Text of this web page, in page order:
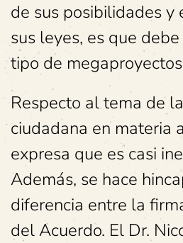
de sus posibilidades y
sus leyes, es que
tipo de
Respecto al tema de
ciudadana en materia
expresa que es casi
Además, se hace
diferencia entre la
del Acuerdo. El Dr.